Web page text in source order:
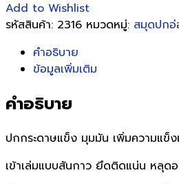
Add to Wishlist
รหัสสินค้า: 2316 หมวดหมู่: สมุดปกอ่
คำอธิบาย
ข้อมูลเพิ่มเติม
คำอธิบาย
ปกกระดาษแข็ง มุมมัน เพิ่มความแข็
เข้าเล่มแบบสันกาว ยึดติดแน่น หลุด